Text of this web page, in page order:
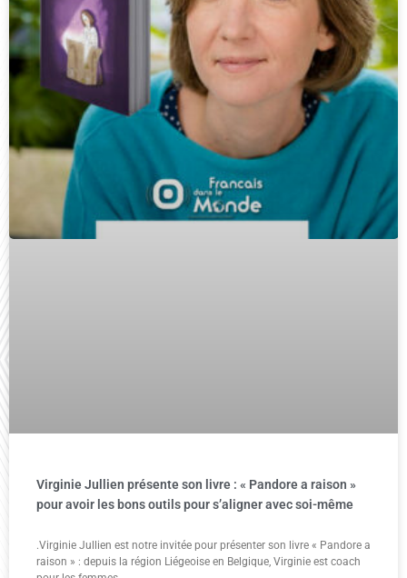
Virginie Jullien présente son livre : « Pandore a raison »
pour avoir les bons outils pour s’aligner avec soi-même
.Virginie Jullien est notre invitée pour présenter son livre « Pandore a
raison » : depuis la région Liégeoise en Belgique, Virginie est coach